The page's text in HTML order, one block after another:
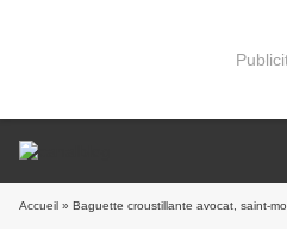
Accueil » Baguette croustillante avocat, saint-